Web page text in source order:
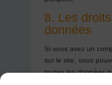
8. Les
données
Si vous avez un
sur le site, vous
toutes les données